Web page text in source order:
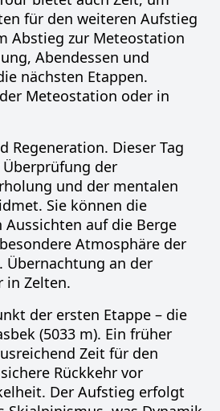
für den weiteren Aufstieg
Abstieg zur Meteostation
Abendessen und
nächsten Etappen.
Meteostation oder in
Regeneration. Dieser Tag
der
und der mentalen
Sie können die
auf die Berge
Atmosphäre der
Übernachtung an der
in Zelten.
der ersten Etappe – die
(5033 m). Ein früher
Zeit für den
Rückkehr vor
Der Aufstieg erfolgt